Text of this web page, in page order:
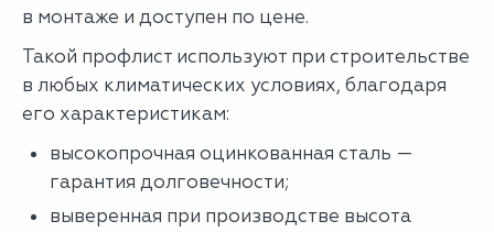
в монтаже и доступен по цене.
Такой профлист используют при строительстве
в любых климатических условиях, благодаря
его характеристикам:
высокопрочная оцинкованная сталь —
гарантия долговечности;
выверенная при производстве высота